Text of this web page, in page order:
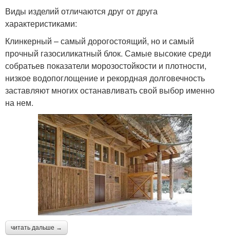
Виды изделий отличаются друг от друга
характеристиками:
Клинкерный – самый дорогостоящий, но и самый
прочный газосиликатный блок. Самые высокие среди
собратьев показатели морозостойкости и плотности,
низкое водопоглощение и рекордная долговечность
заставляют многих останавливать свой выбор именно
на нем.
читать дальше →